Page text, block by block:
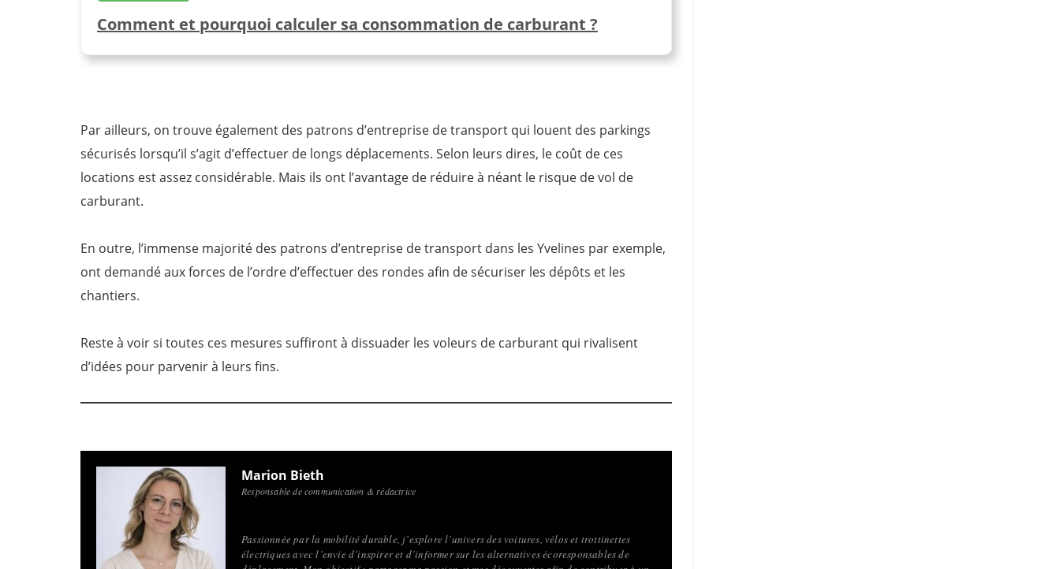
Comment et pourquoi calculer sa consommation de carburant ?
Par ailleurs, on trouve également des patrons d’entreprise de transport qui louent des parkings
sécurisés lorsqu’il s’agit d’effectuer de longs déplacements. Selon leurs dires, le coût de ces
locations est assez considérable. Mais ils ont l’avantage de réduire à néant le risque de vol de
carburant.
En outre, l’immense majorité des patrons d’entreprise de transport dans les Yvelines par exemple,
ont demandé aux forces de l’ordre d’effectuer des rondes afin de sécuriser les dépôts et les
chantiers.
Reste à voir si toutes ces mesures suffiront à dissuader les voleurs de carburant qui rivalisent
d’idées pour parvenir à leurs fins.
Marion Bieth
Responsable de communication & rédactrice
Passionnée par la mobilité durable, j’explore l’univers des voitures, vélos et trottinettes
électriques avec l’envie d’inspirer et d’informer sur les alternatives écoresponsables de